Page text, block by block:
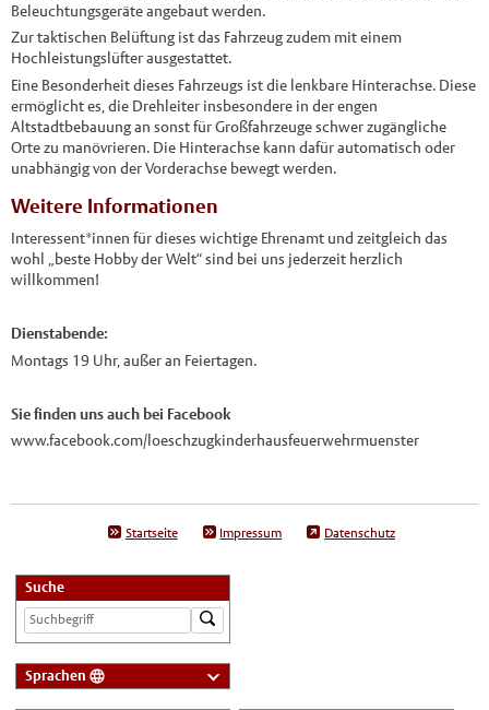
Beleuchtungsgeräte angebaut werden.
Zur taktischen Belüftung ist das Fahrzeug zudem mit einem
Hochleistungslüfter ausgestattet.
Eine Besonderheit dieses Fahrzeugs ist die lenkbare Hinterachse. Diese
ermöglicht es, die Drehleiter insbesondere in der engen
Altstadtbebauung an sonst für Großfahrzeuge schwer zugängliche
Orte zu manövrieren. Die Hinterachse kann dafür automatisch oder
unabhängig von der Vorderachse bewegt werden.
Weitere Informationen
Interessent*innen für dieses wichtige Ehrenamt und zeitgleich das
wohl „beste Hobby der Welt“ sind bei uns jederzeit herzlich
willkommen!
Dienstabende:
Montags 19 Uhr, außer an Feiertagen.
Sie finden uns auch bei Facebook
www.facebook.com/loeschzugkinderhausfeuerwehrmuenster
Startseite Impressum Datenschutz
Suche
Sprachen